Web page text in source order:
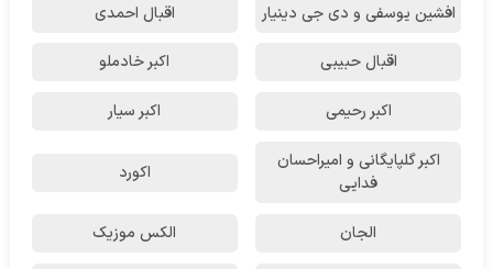
افشین یوسفی و دی جی دینیار اقبال احمدی
اقبال حبیبی اکبر خادملو
اکبر رحیمی اکبر سیار
اکبر گلپایگانی و امیراحسان
فدایی
اکورد
الجان الکس موزیک